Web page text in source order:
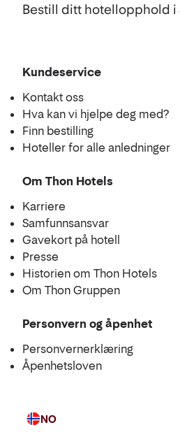
Bestill ditt hotellopphold i
Kundeservice
Kontakt oss
Hva kan vi hjelpe deg med?
Finn bestilling
Hoteller for alle anledninger
Om Thon Hotels
Karriere
Samfunnsansvar
Gavekort på hotell
Presse
Historien om Thon Hotels
Om Thon Gruppen
Personvern og åpenhet
Personvernerklæring
Åpenhetsloven
Språk
NO